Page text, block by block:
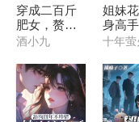
穿成二百斤
肥女，赘婿
首辅撕烂离
酒小九
姐妹
身高手
十年萤